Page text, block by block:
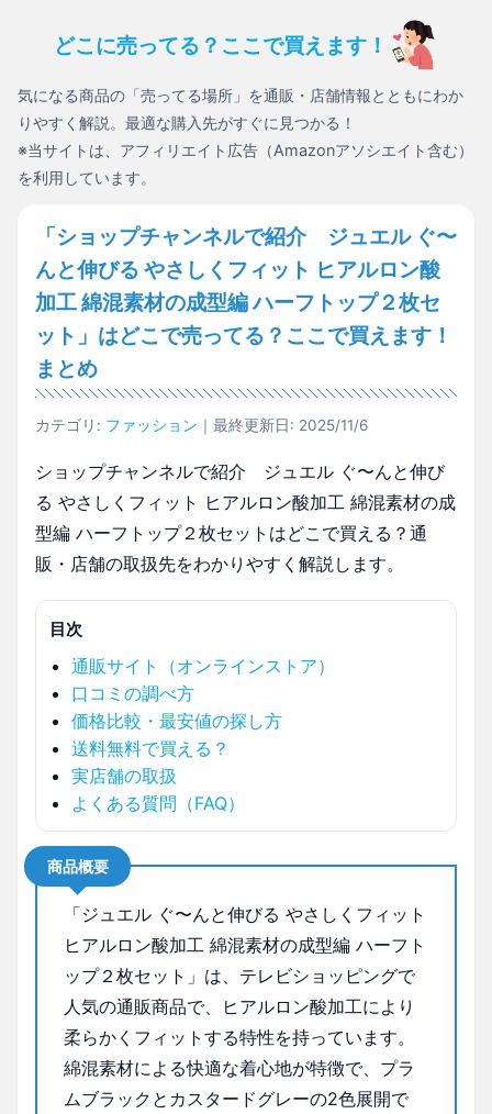
どこに売ってる？ここで買えます！
気になる商品の「売ってる場所」を通販・店舗情報とともにわか
りやすく解説。最適な購入先がすぐに見つかる！
※当サイトは、アフィリエイト広告（Amazonアソシエイト含む）
を利用しています。
「ショップチャンネルで紹介 ジュエル ぐ〜
んと伸びる やさしくフィット ヒアルロン酸
加工 綿混素材の成型編 ハーフトップ２枚セ
ット」はどこで売ってる？ここで買えます！
まとめ
カテゴリ: ファッション ｜最終更新日: 2025/11/6
ショップチャンネルで紹介 ジュエル ぐ〜んと伸び
る やさしくフィット ヒアルロン酸加工 綿混素材の成
型編 ハーフトップ２枚セットはどこで買える？通
販・店舗の取扱先をわかりやすく解説します。
目次
通販サイト（オンラインストア）
口コミの調べ方
価格比較・最安値の探し方
送料無料で買える？
実店舗の取扱
よくある質問（FAQ）
商品概要
「ジュエル ぐ〜んと伸びる やさしくフィット
ヒアルロン酸加工 綿混素材の成型編 ハーフト
ップ２枚セット」は、テレビショッピングで
人気の通販商品で、ヒアルロン酸加工により
柔らかくフィットする特性を持っています。
綿混素材による快適な着心地が特徴で、プラ
ムブラックとカスタードグレーの2色展開で